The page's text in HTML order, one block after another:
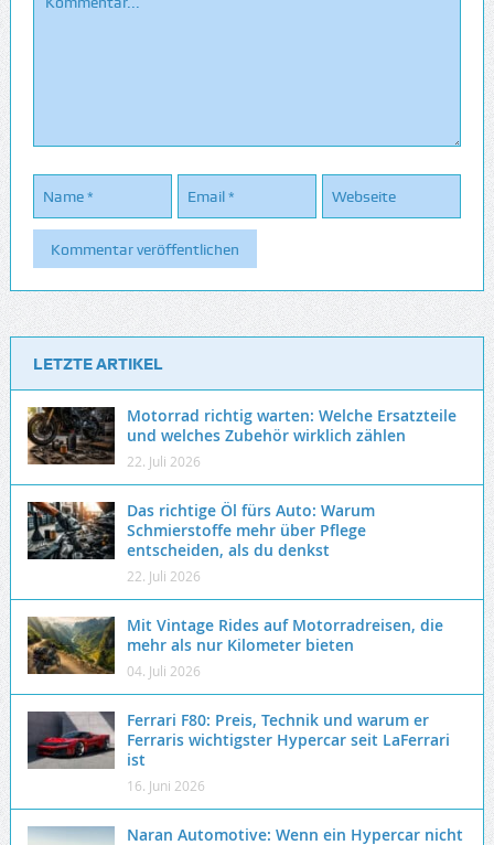
LETZTE ARTIKEL
Motorrad richtig warten: Welche Ersatzteile
und welches Zubehör wirklich zählen
22. Juli 2026
Das richtige Öl fürs Auto: Warum
Schmierstoffe mehr über Pflege
entscheiden, als du denkst
22. Juli 2026
Mit Vintage Rides auf Motorradreisen, die
mehr als nur Kilometer bieten
04. Juli 2026
Ferrari F80: Preis, Technik und warum er
Ferraris wichtigster Hypercar seit LaFerrari
ist
16. Juni 2026
Naran Automotive: Wenn ein Hypercar nicht